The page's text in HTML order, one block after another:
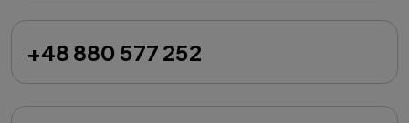
+48 880 577 252